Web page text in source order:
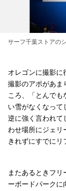
サーフ千葉ストアの
オレゴンに撮影
撮影のアポがあま
ころ、「とんで
い雪がなくなって
逆に強く言われて
わせ場所にジェ
きれずにすでにリ
またあるときフ
ーボードパーク